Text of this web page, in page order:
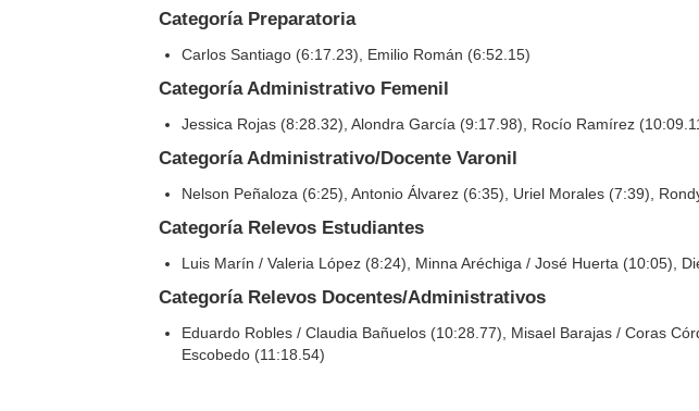
Categoría Preparatoria
Carlos Santiago (6:17.23), Emilio Román (6:52.15)
Categoría Administrativo Femenil
Jessica Rojas (8:28.32), Alondra García (9:17.98), Rocío Ramírez
Categoría Administrativo/Docente Varonil
Nelson Peñaloza (6:25), Antonio Álvarez (6:35), Uriel Morales (7:39),
Categoría Relevos Estudiantes
Luis Marín / Valeria López (8:24), Minna Aréchiga / José Huerta (10:05),
Categoría Relevos Docentes/Administrativos
Eduardo Robles / Claudia Bañuelos (10:28.77), Misael Barajas / Coras
Escobedo (11:18.54)